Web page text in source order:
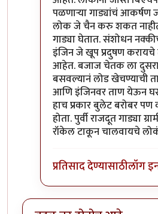
पळणाऱ्या गाड्यांचं आकर्षण
लोक जे चैन करु शकत नाहीत
गाड्या घेतात. संशोधन
इंजिन जे खूप प्रदुषण
आहेत. बजाज चेतक ला दुसरा
बसवल्यानं लोड खेचण्याची
आणि इंजिनवर ताण येऊन
हाच प्रकार बुलेट बरोबर पण
होता. पुर्वी राजदूत गाड्या
रॉकेल टाकून चालवायचे
प्रतिसाद देण्यासाठीलॉग